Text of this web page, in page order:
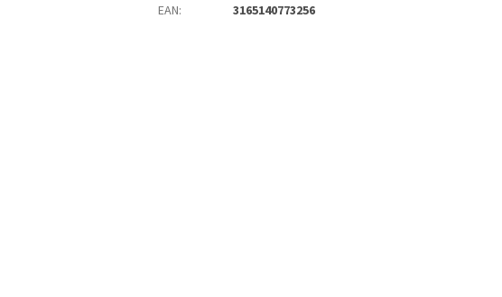
EAN: 3165140773256